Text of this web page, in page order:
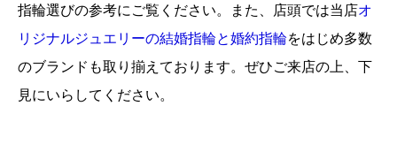
指輪選びの参考にご覧ください。また、店頭では当店オ
リジナルジュエリーの結婚指輪と婚約指輪をはじめ多数
のブランドも取り揃えております。ぜひご来店の上、下
見にいらしてください。